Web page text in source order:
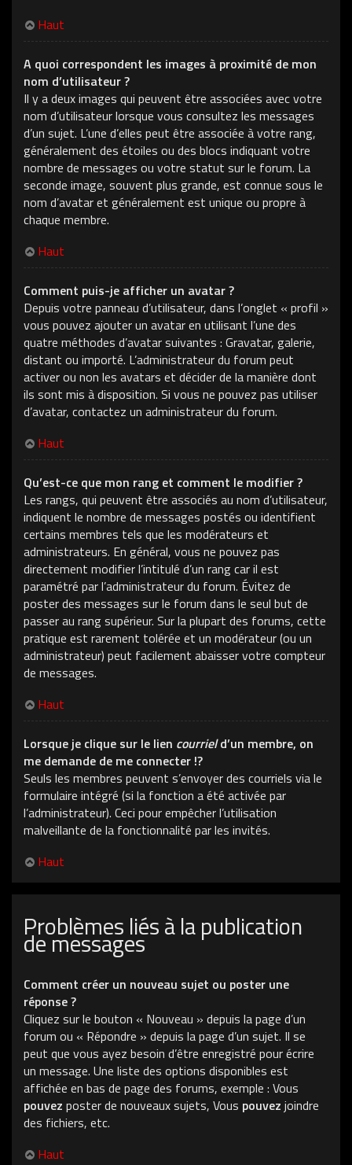
Haut
A quoi correspondent les images à proximité de mon
nom d’utilisateur ?
Il y a deux images qui peuvent être associées avec votre
nom d’utilisateur lorsque vous consultez les messages
d’un sujet. L’une d’elles peut être associée à votre rang,
généralement des étoiles ou des blocs indiquant votre
nombre de messages ou votre statut sur le forum. La
seconde image, souvent plus grande, est connue sous le
nom d’avatar et généralement est unique ou propre à
chaque membre.
Haut
Comment puis-je afficher un avatar ?
Depuis votre panneau d’utilisateur, dans l’onglet « profil »
vous pouvez ajouter un avatar en utilisant l’une des
quatre méthodes d’avatar suivantes : Gravatar, galerie,
distant ou importé. L’administrateur du forum peut
activer ou non les avatars et décider de la manière dont
ils sont mis à disposition. Si vous ne pouvez pas utiliser
d’avatar, contactez un administrateur du forum.
Haut
Qu’est-ce que mon rang et comment le modifier ?
Les rangs, qui peuvent être associés au nom d’utilisateur,
indiquent le nombre de messages postés ou identifient
certains membres tels que les modérateurs et
administrateurs. En général, vous ne pouvez pas
directement modifier l’intitulé d’un rang car il est
paramétré par l’administrateur du forum. Évitez de
poster des messages sur le forum dans le seul but de
passer au rang supérieur. Sur la plupart des forums, cette
pratique est rarement tolérée et un modérateur (ou un
administrateur) peut facilement abaisser votre compteur
de messages.
Haut
Lorsque je clique sur le lien courrield’un membre, on
me demande de me connecter !?
Seuls les membres peuvent s’envoyer des courriels via le
formulaire intégré (si la fonction a été activée par
l’administrateur). Ceci pour empêcher l’utilisation
malveillante de la fonctionnalité par les invités.
Haut
Problèmes liés à la publication
de messages
Comment créer un nouveau sujet ou poster une
réponse ?
Cliquez sur le bouton « Nouveau » depuis la page d’un
forum ou « Répondre » depuis la page d’un sujet. Il se
peut que vous ayez besoin d’être enregistré pour écrire
un message. Une liste des options disponibles est
affichée en bas de page des forums, exemple : Vous
pouvez poster de nouveaux sujets, Vous pouvez joindre
des fichiers, etc.
Haut